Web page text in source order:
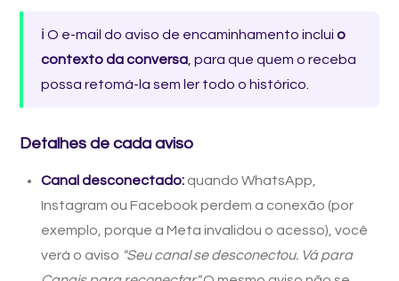
ℹ️ O e-mail do aviso de encaminhamento inclui o
contexto da conversa , para que quem o receba
possa retomá-la sem ler todo o histórico.
Detalhes de cada aviso
Canal desconectado: quando WhatsApp,
Instagram ou Facebook perdem a conexão (por
exemplo, porque a Meta invalidou o acesso), você
verá o aviso "Seu canal se desconectou. Vá para